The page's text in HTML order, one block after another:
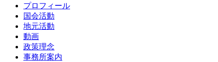
プロフィール
国会活動
地元活動
動画
政策理念
事務所案内